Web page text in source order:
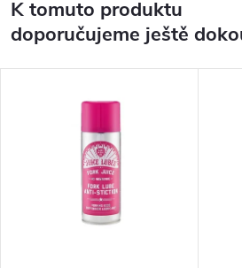
K tomuto produktu
doporučujeme ještě